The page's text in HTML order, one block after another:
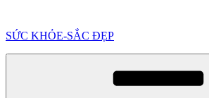
phần
SỨC KHỎE-SẮC ĐẸP